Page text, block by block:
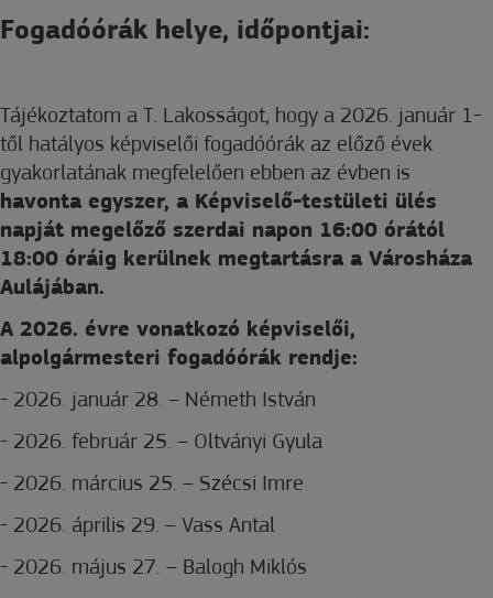
Fogadóórák helye, időpontjai:
Tájékoztatom a T. Lakosságot, hogy a 2026. január 1-
től hatályos képviselői fogadóórák az előző évek
gyakorlatának megfelelően ebben az évben is
havonta egyszer, a Képviselő-testületi ülés
napját megelőző szerdai napon 16:00 órától
18:00 óráig kerülnek megtartásra a Városháza
Aulájában.
A 2026. évre vonatkozó képviselői,
alpolgármesteri fogadóórák rendje:
- 2026. január 28. – Németh István
- 2026. február 25. – Oltványi Gyula
- 2026. március 25. – Szécsi Imre
- 2026. április 29. – Vass Antal
- 2026. május 27. – Balogh Miklós